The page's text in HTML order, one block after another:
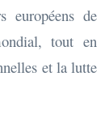
européens de
tout en
et la lutte